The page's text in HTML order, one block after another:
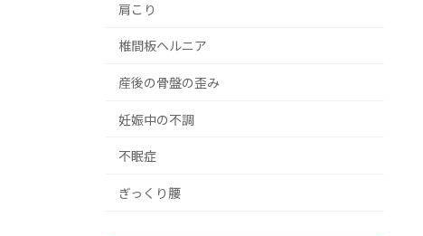
肩こり
椎間板ヘルニア
産後の骨盤の歪み
妊娠中の不調
不眠症
ぎっくり腰